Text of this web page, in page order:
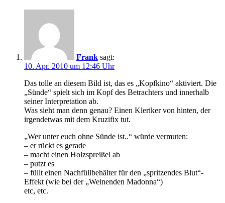
Frank sagt:
10. Apr. 2010 um 12:46 Uhr
Das tolle an diesem Bild ist, das es „Kopfkino“ aktiviert. Die
„Sünde“ spielt sich im Kopf des Betrachters und innerhalb
seiner Interpretation ab.
Was sieht man denn genau? Einen Kleriker von hinten, der
irgendetwas mit dem Kruzifix tut.
„Wer unter euch ohne Sünde ist..“ würde vermuten:
– er rückt es gerade
– macht einen Holzspreißel ab
– putzt es
– füllt einen Nachfüllbehälter für den „spritzendes Blut“-
Effekt (wie bei der „Weinenden Madonna“)
etc, etc.